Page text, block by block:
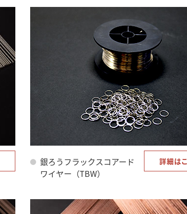
銀ろうフラックスコアード
ワイヤー（TBW）
詳細は